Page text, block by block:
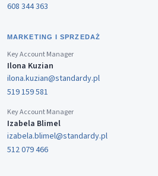
608 344 363
MARKETING I SPRZEDAŻ
Key Account Manager
Ilona Kuzian
ilona.kuzian@standardy.pl
519 159 581
Key Account Manager
Izabela Blimel
izabela.blimel@standardy.pl
512 079 466